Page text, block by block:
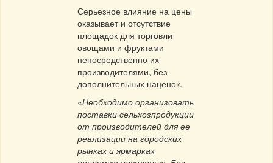
Серьезное влияние на цены
оказывает и отсутствие
площадок для торговли
овощами и фруктами
непосредственно их
производителями, без
дополнительных наценок.
«Необходимо организовать
поставки сельхозпродукции
от производителей для ее
реализации на городских
рынках и ярмарках